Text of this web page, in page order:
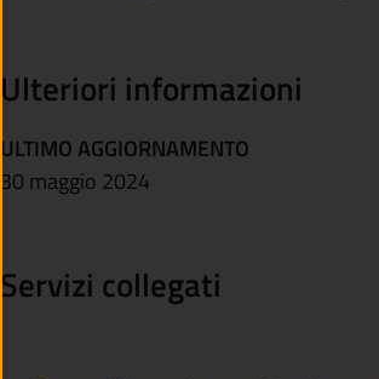
Ulteriori informazioni
ULTIMO AGGIORNAMENTO
30 maggio 2024
Servizi collegati